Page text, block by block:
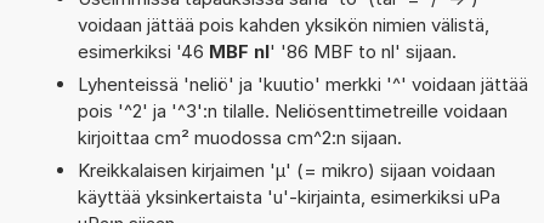
voidaan jättää pois kahden yksikön nimien välistä,
esimerkiksi '46 MBF nl' '86 MBF to nl' sijaan.
Lyhenteissä 'neliö' ja 'kuutio' merkki '^' voidaan jättää
pois '^2' ja '^3':n tilalle. Neliösenttimetreille voidaan
kirjoittaa cm² muodossa cm^2:n sijaan.
Kreikkalaisen kirjaimen 'µ' (= mikro) sijaan voidaan
käyttää yksinkertaista 'u'-kirjainta, esimerkiksi uPa